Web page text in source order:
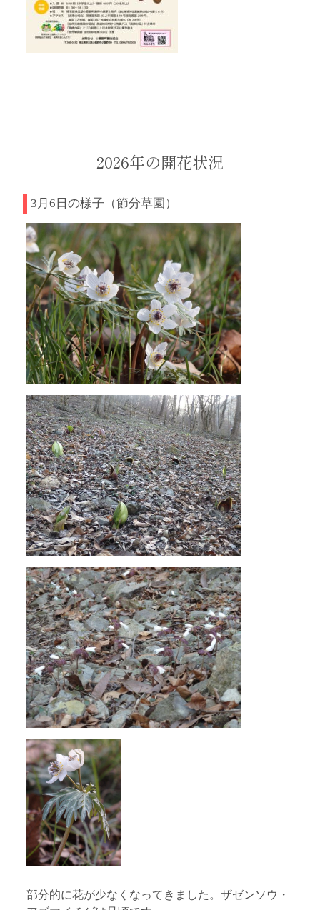
2026年の開花状況
3月6日の様子（節分草園）
部分的に花が少なくなってきました。ザゼンソウ・